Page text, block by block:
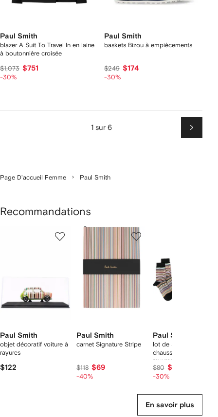
Paul Smith
blazer A Suit To Travel In en laine
à boutonnière croisée
$1,073 $751
-30%
Paul Smith
baskets Bizou à empiècements
$249 $174
-30%
1 sur 6
Suiv
Page D'accueil Femme Paul Smith
Recommandations
Paul Smith
objet décoratif voiture à
rayures
$122
Paul Smith
carnet Signature Stripe
$118 $69
-40%
Paul Smith
lot de 3 paires de
chaussettes en intarsia
rayures
$80 $56
-30%
En savoir plus